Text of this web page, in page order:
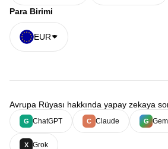
Para Birimi
EUR
Avrupa Rüyası hakkında yapay zekaya
G ChatGPT C Claude G
X Grok